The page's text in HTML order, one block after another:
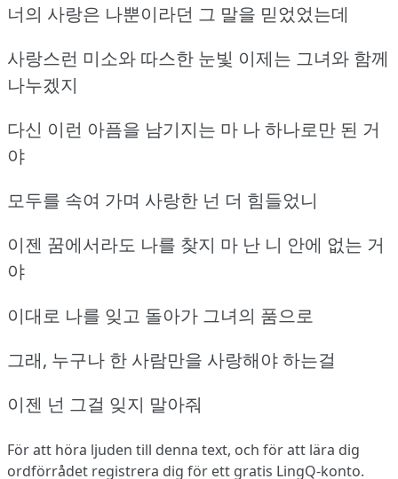
너의 사랑은 나뿐이라던 그 말을 믿었었는데
사랑스런 미소와 따스한 눈빛 이제는 그녀와 함께
나누겠지
다신 이런 아픔을 남기지는 마 나 하나로만 된 거
야
모두를 속여 가며 사랑한 넌 더 힘들었니
이젠 꿈에서라도 나를 찾지 마 난 니 안에 없는 거
야
이대로 나를 잊고 돌아가 그녀의 품으로
그래, 누구나 한 사람만을 사랑해야 하는걸
이젠 넌 그걸 잊지 말아줘
För att höra ljuden till denna text, och för att lära dig
ordförrådet registrera dig för ett gratis LingQ-konto.